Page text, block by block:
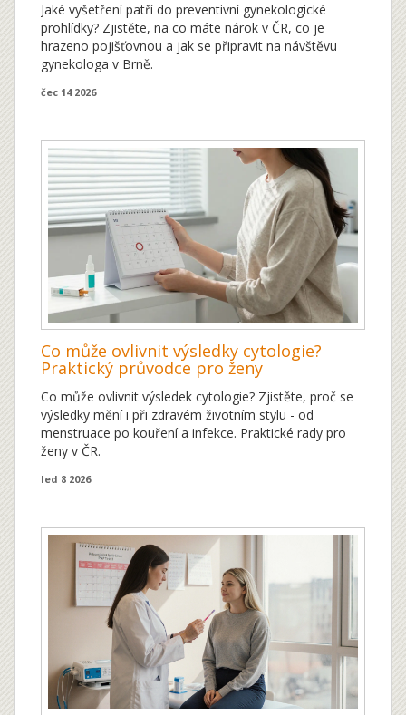
Jaké vyšetření patří do preventivní gynekologické
prohlídky? Zjistěte, na co máte nárok v ČR, co je
hrazeno pojišťovnou a jak se připravit na návštěvu
gynekologa v Brně.
čec 14 2026
Co může ovlivnit výsledky cytologie?
Praktický průvodce pro ženy
Co může ovlivnit výsledek cytologie? Zjistěte, proč se
výsledky mění i při zdravém životním stylu - od
menstruace po kouření a infekce. Praktické rady pro
ženy v ČR.
led 8 2026